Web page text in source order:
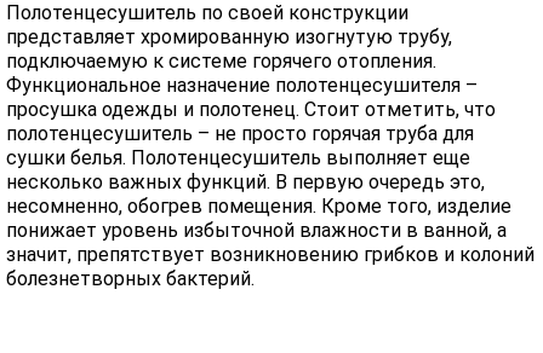
Полотенцесушитель по своей конструкции
представляет хромированную изогнутую трубу,
подключаемую к системе горячего отопления.
Функциональное назначение полотенцесушителя –
просушка одежды и полотенец. Стоит отметить, что
полотенцесушитель – не просто горячая труба для
сушки белья. Полотенцесушитель выполняет еще
несколько важных функций. В первую очередь это,
несомненно, обогрев помещения. Кроме того, изделие
понижает уровень избыточной влажности в ванной, а
значит, препятствует возникновению грибков и колоний
болезнетворных бактерий.